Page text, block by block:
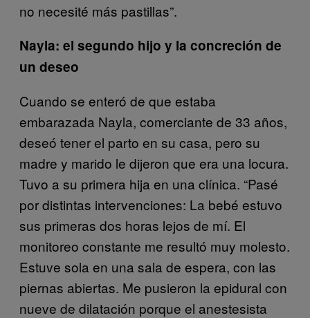
no necesité más pastillas”.
Nayla: el segundo hijo y la concreción de
un deseo
Cuando se enteró de que estaba
embarazada Nayla, comerciante de 33 años,
deseó tener el parto en su casa, pero su
madre y marido le dijeron que era una locura.
Tuvo a su primera hija en una clínica. “Pasé
por distintas intervenciones: La bebé estuvo
sus primeras dos horas lejos de mí. El
monitoreo constante me resultó muy molesto.
Estuve sola en una sala de espera, con las
piernas abiertas. Me pusieron la epidural con
nueve de dilatación porque el anestesista